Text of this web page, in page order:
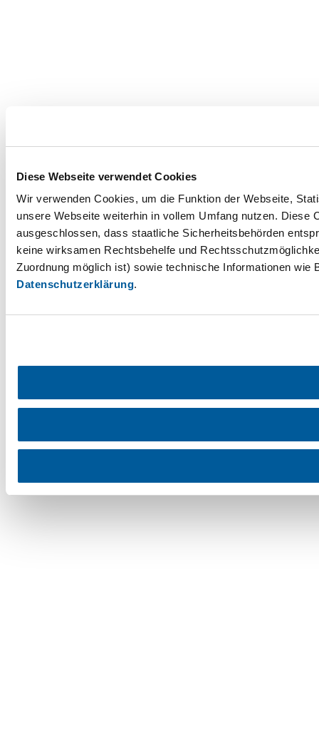
Diese Webseite verwendet Cookies
Wir verwenden Cookies, um die Funktion der Webseite,
unsere Webseite weiterhin in vollem Umfang nutzen.
ausgeschlossen, dass staatliche Sicherheitsbehörden
keine wirksamen Rechtsbehelfe und
Zuordnung möglich ist) sowie technische Informationen wie
Datenschutzerklärung.